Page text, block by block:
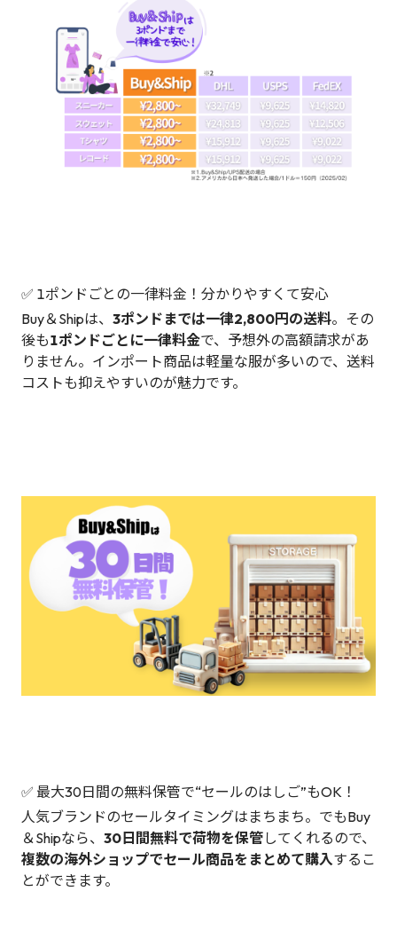
✅ 1ポンドごとの一律料金！分かりやすくて安心
Buy＆Shipは、 3ポンドまでは一律2,800円の送料。その
後も1ポンドごとに一律料金で、予想外の高額請求があ
りません。インポート商品は軽量な服が多いので、送料
コストも抑えやすいのが魅力です。
✅ 最大30日間の無料保管で“セールのはしご”もOK！
人気ブランドのセールタイミングはまちまち。でもBuy
＆Shipなら、 30日間無料で荷物を保管してくれるので、
複数の海外ショップでセール商品をまとめて購入するこ
とができます。